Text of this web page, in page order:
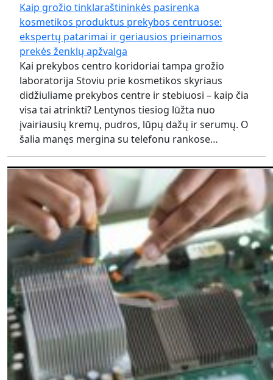
Kaip grožio tinklaraštininkės pasirenka
kosmetikos produktus prekybos centruose:
ekspertų patarimai ir geriausios prieinamos
prekės ženklų apžvalga
Kai prekybos centro koridoriai tampa grožio
laboratorija Stoviu prie kosmetikos skyriaus
didžiuliame prekybos centre ir stebiuosi – kaip čia
visa tai atrinkti? Lentynos tiesiog lūžta nuo
įvairiausių kremų, pudros, lūpų dažų ir serumų. O
šalia manęs mergina su telefonu rankose…